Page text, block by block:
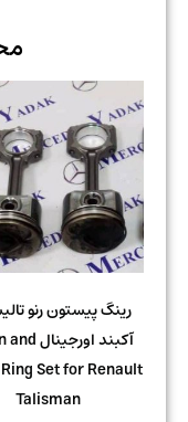
رینگ پیستون رنو تالیسمان
آکبند اورجینال Piston and
Ring Set for Renault
Talisman